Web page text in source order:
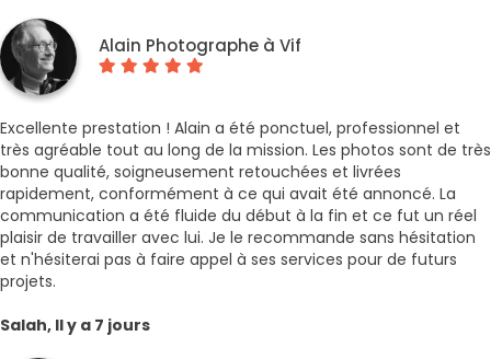
Alain Photographe à Vif
Excellente prestation ! Alain a été ponctuel, professionnel et
très agréable tout au long de la mission. Les photos sont de très
bonne qualité, soigneusement retouchées et livrées
rapidement, conformément à ce qui avait été annoncé. La
communication a été fluide du début à la fin et ce fut un réel
plaisir de travailler avec lui. Je le recommande sans hésitation
et n'hésiterai pas à faire appel à ses services pour de futurs
projets.
Salah, Il y a 7 jours